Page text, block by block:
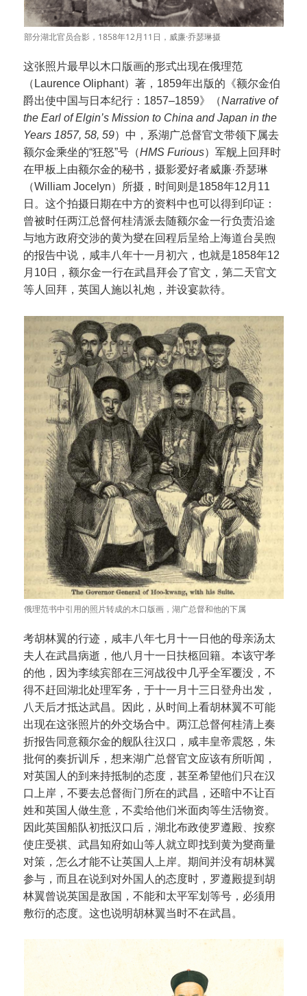
部分湖北官员合影，1858年12月11日，威廉·乔瑟琳摄
这张照片最早以木口版画的形式出现在俄理范
（Laurence Oliphant）著，1859年出版的《额尔金伯
爵出使中国与日本纪行：1857–1859》（Narrative of
the Earl of Elgin’s Mission to China and Japan in the
Years 1857, 58, 59）中，系湖广总督官文带领下属去
额尔金乘坐的“狂怒”号（HMS Furious）军舰上回拜时
在甲板上由额尔金的秘书，摄影爱好者威廉·乔瑟琳
（William Jocelyn）所摄，时间则是1858年12月11
日。这个拍摄日期在中方的资料中也可以得到印证：
曾被时任两江总督何桂清派去随额尔金一行负责沿途
与地方政府交涉的黄为燮在回程后呈给上海道台吴煦
的报告中说，咸丰八年十一月初六，也就是1858年12
月10日，额尔金一行在武昌拜会了官文，第二天官文
等人回拜，英国人施以礼炮，并设宴款待。
俄理范书中引用的照片转成的木口版画，湖广总督和他的下属
考胡林翼的行迹，咸丰八年七月十一日他的母亲汤太
夫人在武昌病逝，他八月十一日扶柩回籍。本该守孝
的他，因为李续宾部在三河战役中几乎全军覆没，不
得不赶回湖北处理军务，于十一月十三日登舟出发，
八天后才抵达武昌。因此，从时间上看胡林翼不可能
出现在这张照片的外交场合中。两江总督何桂清上奏
折报告同意额尔金的舰队往汉口，咸丰皇帝震怒，朱
批何的奏折训斥，想来湖广总督官文应该有所听闻，
对英国人的到来持抵制的态度，甚至希望他们只在汉
口上岸，不要去总督衙门所在的武昌，还暗中不让百
姓和英国人做生意，不卖给他们米面肉等生活物资。
因此英国船队初抵汉口后，湖北布政使罗遵殿、按察
使庄受祺、武昌知府如山等人就立即找到黄为燮商量
对策，怎么才能不让英国人上岸。期间并没有胡林翼
参与，而且在说到对外国人的态度时，罗遵殿提到胡
林翼曾说英国是敌国，不能和太平军划等号，必须用
敷衍的态度。这也说明胡林翼当时不在武昌。